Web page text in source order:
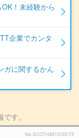
！未経験から
企業でカンタ
ガに関するかん
す。
No.SCOTH8213120-T5